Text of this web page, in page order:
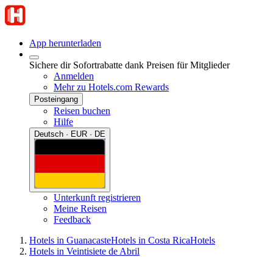
App herunterladen
Sichere dir Sofortrabatte dank Preisen für Mitglieder
Anmelden
Mehr zu Hotels.com Rewards
Posteingang
Reisen buchen
Hilfe
Deutsch · EUR · DE
Unterkunft registrieren
Meine Reisen
Feedback
Hotels in GuanacasteHotels in Costa RicaHotels
Hotels in Veintisiete de Abril